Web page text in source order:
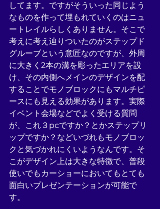
してます。ですがそういった同じよう
なものを作って埋もれていくのはニュ
ートレイルらしくありません。そこで
考えに考え辿りついたのがステップド
グルーブという意匠なのですが、外周
に大きく2本の溝を彫ったエリアを設
け、その内側へメインのデザインを配
することでモノブロックにもマルチピ
ースにも見える効果があります。実際
イベント会場などでよく受ける質問
が、これ３pcですか？とかステップリ
ップですか？などいづれもモノブロッ
クと気づかれにくいようなんです。そ
こがデザイン上は大きな特徴で、普段
使いでもカーショーにおいてもとても
面白いプレゼンテーションが可能で
す。